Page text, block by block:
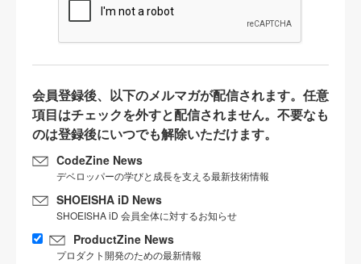
会員登録後、以下のメルマガが配信されます。任意
項目はチェックを外すと配信されません。不要なも
のは登録後にいつでも解除いただけます。
CodeZine News
デベロッパーの学びと成長を支える最新技術情報
SHOEISHA iD News
SHOEISHA iD 会員全体に対するお知らせ
ProductZine News
プロダクト開発のための最新情報